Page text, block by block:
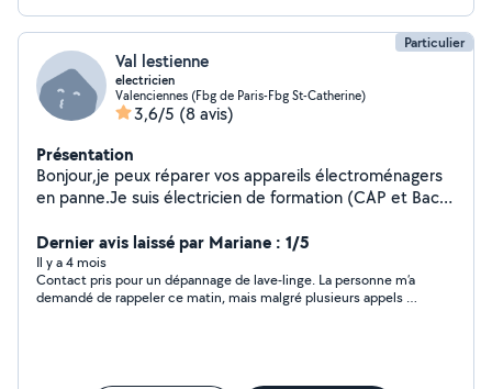
Particulier
Val lestienne
electricien
Valenciennes (Fbg de Paris-Fbg St-Catherine)
3,6/5 (8 avis)
Présentation
Bonjour,je peux réparer vos appareils électroménagers
en panne.Je suis électricien de formation (CAP et Bac)
peux effectuer vos travaux de peinture ,de rénovation
.et de bricolage.
Dernier avis laissé par Mariane : 1/5
Il y a 4 mois
Contact pris pour un dépannage de lave-linge. La personne m’a
demandé de rappeler ce matin, mais malgré plusieurs appels et